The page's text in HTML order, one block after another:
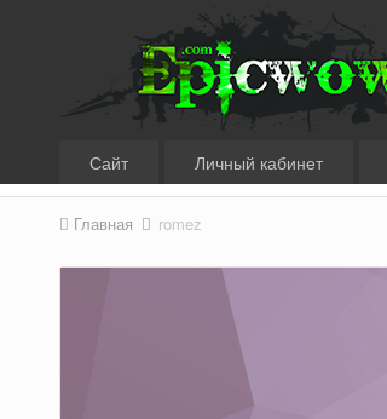
Сайт Личный кабинет
Главная romez